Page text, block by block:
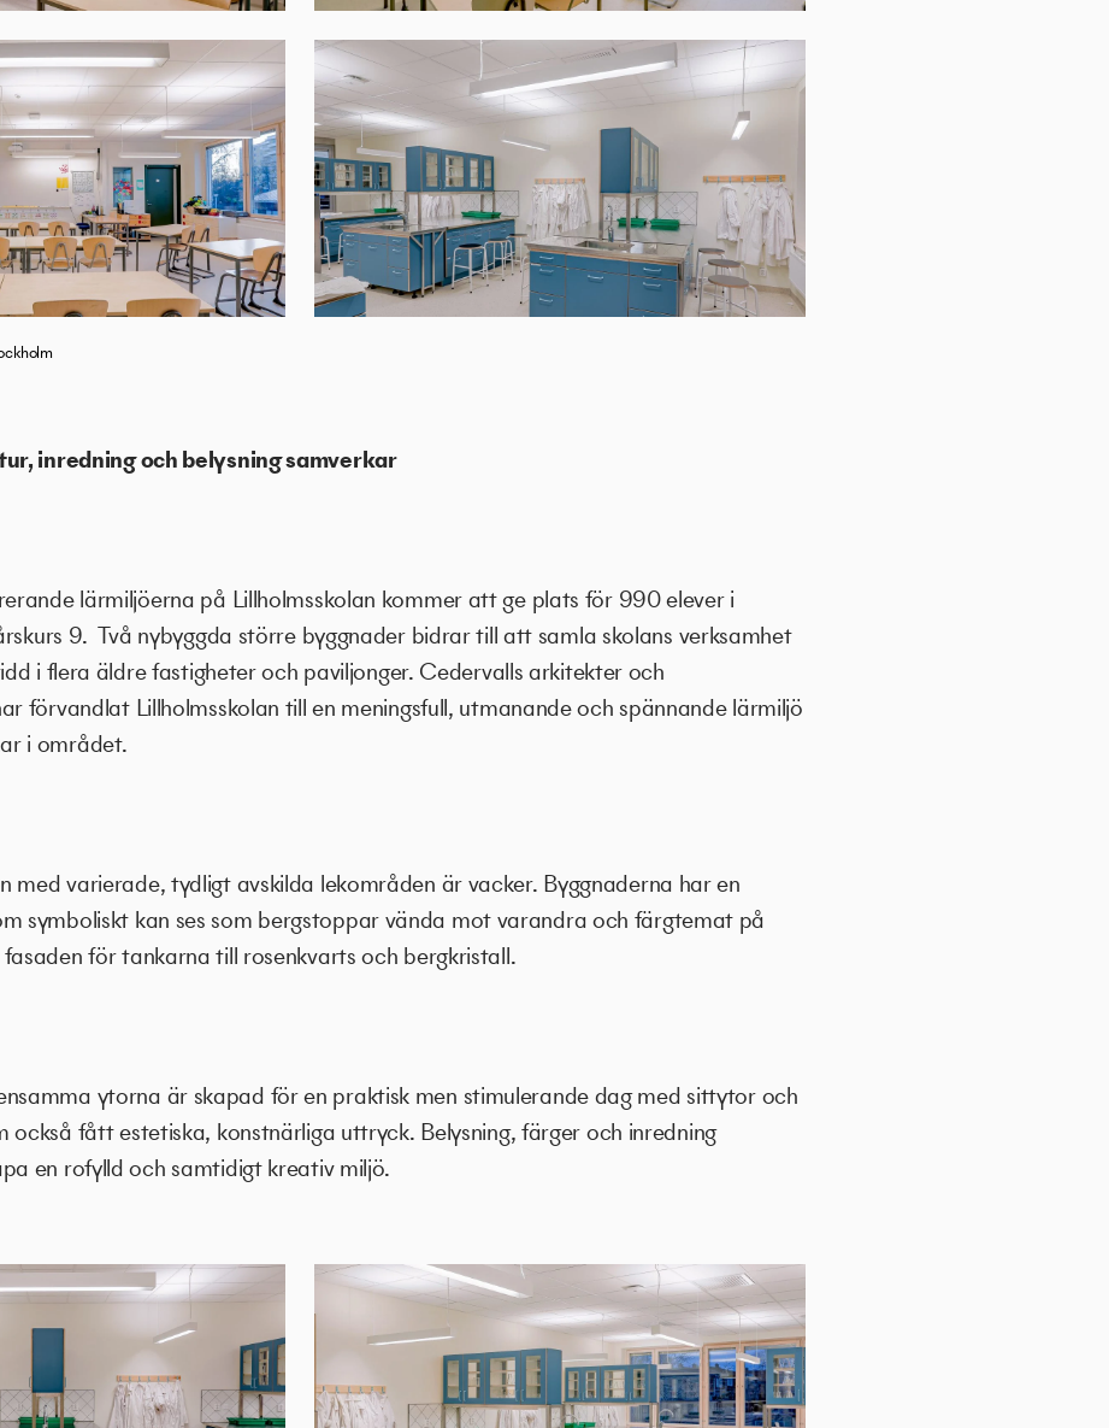
inredning och belysning samverkar
lärmiljöerna på Lillholmsskolan kommer att ge plats för 990 elever i
9. Två nybyggda större byggnader bidrar till att samla skolans verksamhet
i flera äldre fastigheter och paviljonger. Cedervalls arkitekter och
förvandlat Lillholmsskolan till en meningsfull, utmanande och spännande lärmiljö
i området.
med varierade, tydligt avskilda lekområden är vacker. Byggnaderna har en
symboliskt kan ses som bergstoppar vända mot varandra och färgtemat på
för tankarna till rosenkvarts och bergkristall.
ytorna är skapad för en praktisk men stimulerande dag med sittytor och
också fått estetiska, konstnärliga uttryck. Belysning, färger och inredning
en rofylld och samtidigt kreativ miljö.